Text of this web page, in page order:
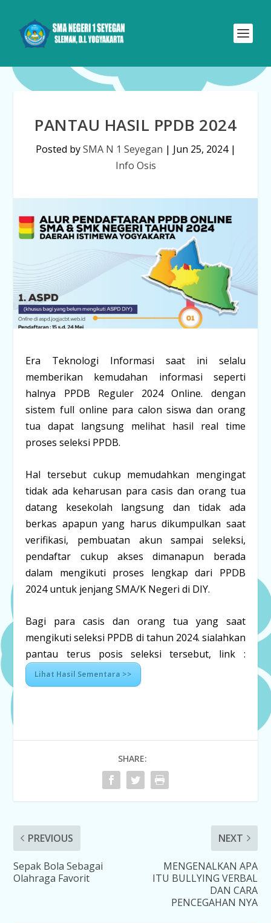
PANTAU HASIL PPDB 2024
Posted bySMA N 1 Seyegan | Jun 25, 2024|
Info Osis
Era Teknologi Informasi saat ini selalu
memberikan kemudahan informasi seperti
halnya PPDB Reguler 2024 Online. dengan
sistem full online para calon siswa dan orang
tua dapat langsung melihat hasil real time
proses seleksi PPDB.
Hal tersebut cukup memudahkan mengingat
tidak ada keharusan para casis dan orang tua
datang kesekolah langsung dan tidak ada
berkas apapun yang harus dikumpulkan saat
verifikasi, pembuatan akun sampai seleksi,
pendaftar cukup akses dimanapun berada
dalam mengikuti proses lengkap dari PPDB
2024 untuk jenjang SMA/K Negeri di DIY.
Bagi para casis dan orang tua yang saat
mengikuti seleksi PPDB di tahun 2024. sialahkan
pantau terus posis seleksi tersebut, link :
Lihat Hasil Sementara >>
SHARE:
PREVIOUS
Sepak Bola Sebagai
Olahraga Favorit
NEXT
MENGENALKAN APA
ITU BULLYING VERBAL
DAN CARA
PENCEGAHAN NYA